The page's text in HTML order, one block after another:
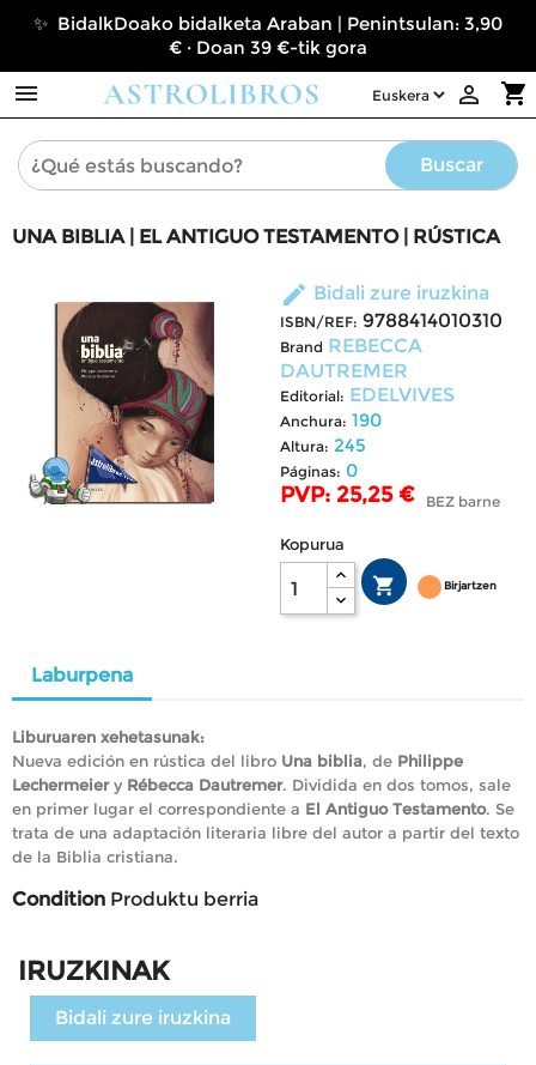
✨ BidalkDoako bidalketa Araban | Penintsulan: 3,90
€ · Doan 39 €-tik gora
 shopping_cart

Buscar
UNA BIBLIA | EL ANTIGUO TESTAMENTO | RÚSTICA
edit Bidali zure iruzkina
ISBN/REF: 9788414010310
Brand REBECCA
DAUTREMER
Editorial: EDELVIVES
Anchura: 190
Altura: 245
Páginas: 0
PVP: 25,25 € BEZ barne
Kopurua
 Birjartzen
Laburpena
Liburuaren xehetasunak:
Nueva edición en rústica del libro Una biblia, de Philippe
Lechermeiery Rébecca Dautremer. Dividida en dos tomos, sale
en primer lugar el correspondiente a El Antiguo Testamento. Se
trata de una adaptación literaria libre del autor a partir del texto
de la Biblia cristiana.
Condition Produktu berria
IRUZKINAK
Bidali zure iruzkina